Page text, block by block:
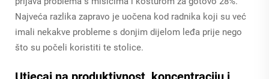
Najveća razlika zapravo je uočena kod radnika koji su već
imali nekakve probleme s donjim dijelom leđa prije nego
što su počeli koristiti te stolice.